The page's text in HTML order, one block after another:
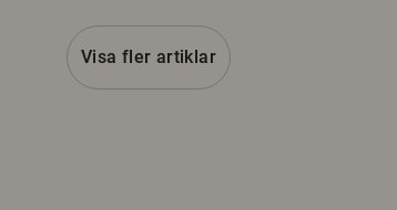
Visa fler artiklar